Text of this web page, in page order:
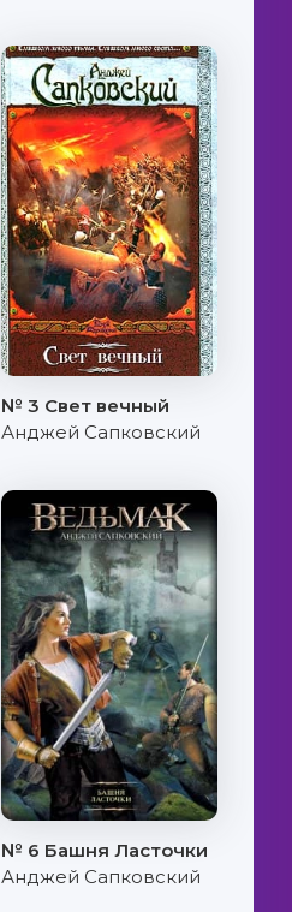
№ 3 Свет вечный
Анджей Сапковский
№ 6 Башня Ласточки
Анджей Сапковский